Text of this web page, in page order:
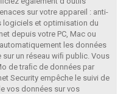
sur votre appareil : anti-
logiciels et optimisation du
depuis votre PC, Mac ou
les données
un réseau wiﬁ public. Vous
de traﬁc de données par
Security empêche le suivi de
vos données sur vos